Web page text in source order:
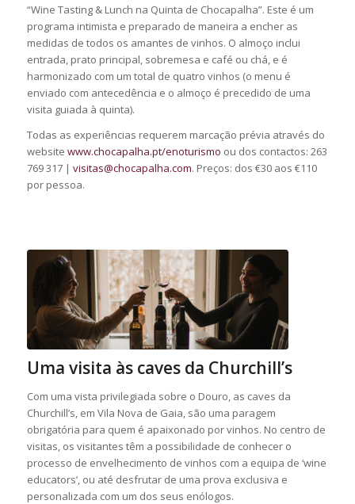
“Wine Tasting & Lunch na Quinta de Chocapalha”. Este é um
programa intimista e preparado de maneira a encher as
medidas de todos os amantes de vinhos. O almoço inclui
entrada, prato principal, sobremesa e café ou chá, e é
harmonizado com um total de quatro vinhos (o menu é
enviado com antecedência e o almoço é precedido de uma
visita guiada à quinta).
Todas as experiências requerem marcação prévia através do
website www.chocapalha.pt/enoturismo ou dos contactos: 263
769 317 | visitas@chocapalha.com. Preços: dos €30 aos €110
por pessoa.
Uma visita às caves da Churchill’s
Com uma vista privilegiada sobre o Douro, as caves da
Churchill’s, em Vila Nova de Gaia, são uma paragem
obrigatória para quem é apaixonado por vinhos. No centro de
visitas, os visitantes têm a possibilidade de conhecer o
processo de envelhecimento de vinhos com a equipa de ‘wine
educators’, ou até desfrutar de uma prova exclusiva e
personalizada com um dos seus enólogos.